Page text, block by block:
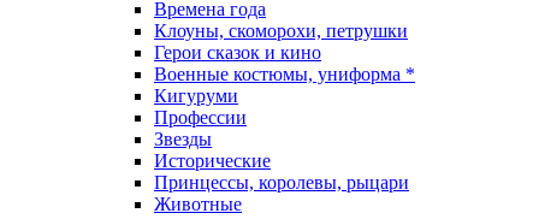
Времена года
Клоуны, скоморохи, петрушки
Герои сказок и кино
Военные костюмы, униформа *
Кигуруми
Профессии
Звезды
Исторические
Принцессы, королевы, рыцари
Животные